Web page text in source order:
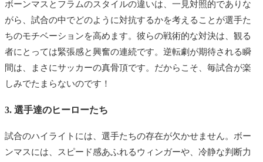
ボーンマスとフラムのスタイルの違いは、一見対照的でありな
がら、試合の中でどのように対抗するかを考えることが選手た
ちのモチベーションを高めます。彼らの戦術的な対決は、観る
者にとっては緊張感と興奮の連続です。逆転劇が期待される瞬
間は、まさにサッカーの真骨頂です。だからこそ、毎試合が楽
しみでたまらないのです！
3. 選手達のヒーローたち
試合のハイライトには、選手たちの存在が欠かせません。ボー
ンマスには、スピード感あふれるウィンガーや、冷静な判断力